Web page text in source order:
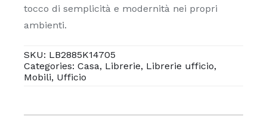
3
tocco di semplicità e modernità nei propri
ambienti.
SKU: LB2885K14705
Categories: Casa, Librerie, Librerie ufficio,
Mobili, Ufficio